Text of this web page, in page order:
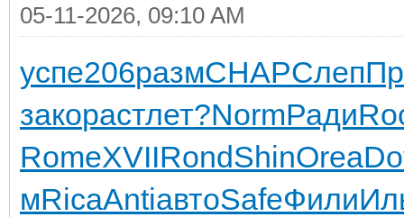
05-11-2026, 09:10 AM
успе206размCHAPСлеп
закорастлет?NormРади
RomeXVIIRondShinOrea
мRicaAntiавтоSafeФили